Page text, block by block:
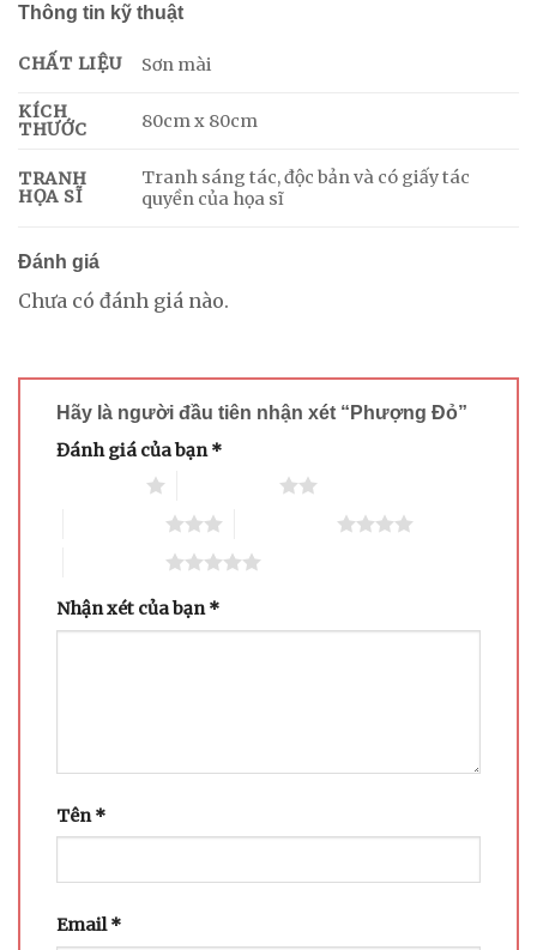
Thông tin kỹ thuật
CHẤT LIỆU Sơn mài
KÍCH
THƯỚC
80cm x 80cm
TRANH
HỌA SĨ
Tranh sáng tác, độc bản và có giấy tác
quyền của họa sĩ
Đánh giá
Chưa có đánh giá nào.
Hãy là người đầu tiên nhận xét “Phượng Đỏ”
Đánh giá của bạn *
Nhận xét của bạn*
Tên *
Email*